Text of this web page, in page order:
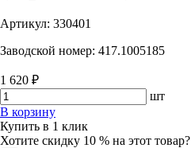
Артикул: 330401
Заводской номер: 417.1005185
1 620 ₽
шт
В корзину
Купить в 1 клик
Хотите скидку 10 % на этот товар?